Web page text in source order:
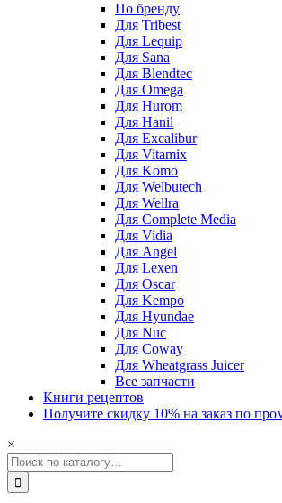
По бренду
Для Tribest
Для Lequip
Для Sana
Для Blendtec
Для Omega
Для Hurom
Для Hanil
Для Excalibur
Для Vitamix
Для Komo
Для Welbutech
Для Wellra
Для Complete Media
Для Vidia
Для Angel
Для Lexen
Для Oscar
Для Kempo
Для Hyundae
Для Nuc
Для Coway
Для Wheatgrass Juicer
Все запчасти
Книги рецептов
Получите скидку 10% на заказ по
×